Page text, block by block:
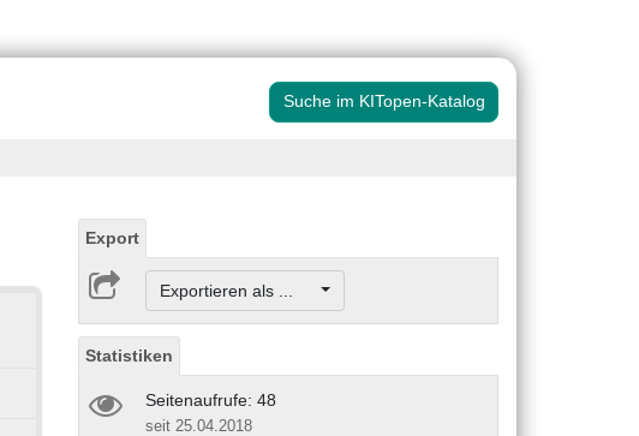
Suche im KITopen-Katalog
Export
Exportieren als ...
Statistiken
Seitenaufrufe: 48
seit 25.04.2018